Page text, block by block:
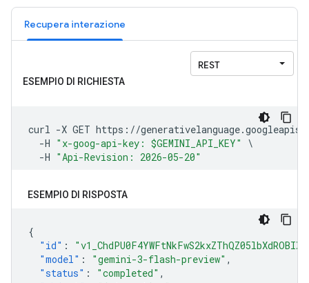
Recupera interazione
ESEMPIO DI RISPOSTA
{
"id" :
"model" : "gemini-3-flash-preview" ,
"status" : "completed" ,